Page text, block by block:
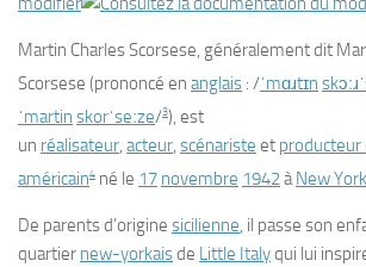
Martin Charles Scorsese, généralement dit
Scorsese (prononcé en anglais : /ˈmɑɹtɪn skɔːɹˈ
ˈmartin skorˈseːze/3), est
un réalisateur, acteur, scénariste et producteur
américain4 né le 17 novembre 1942àNew York
De parents d’origine sicilienne, il passe son
quartier new-yorkaisde Little Italyqui lui